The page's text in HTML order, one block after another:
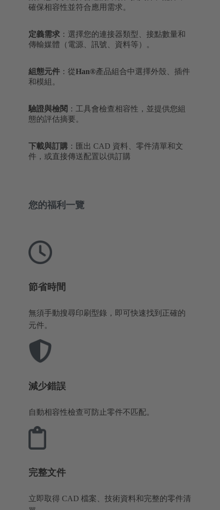
確保相容性並符合應用需求。
定義需求 ：選擇您的連接器類型、接點數量和
傳輸媒體（電源、訊號、資料等）。
組態元件 ：從Han®產品組合中選擇外殼、插件
和模組。
驗證與檢閱 ：工具會檢查相容性，並提供您組
態的評估摘要。
下載與訂購 ：匯出 CAD 資料、零件清單和文
件，或直接傳送配置以供訂購
您的福利一覽
節省時間
無須手動搜尋印刷型錄，即可快速找到正確的
元件。
減少錯誤
自動相容性檢查可防止零件不匹配。
完整文件
立即取得 CAD 檔案、技術資料和完整的零件清